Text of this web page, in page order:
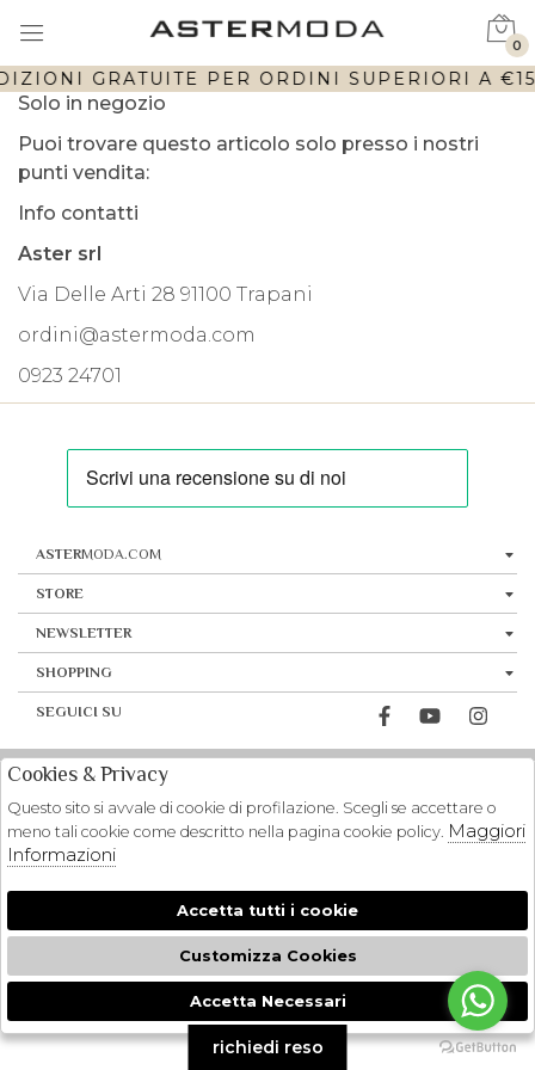
GRATUITE PER ORDINI SUPERIORI A
0
Solo in negozio
Puoi trovare questo articolo solo presso i nostri
punti vendita:
Info contatti
Aster srl
Via Delle Arti 28 91100 Trapani
ordini@astermoda.com
0923 24701
ASTERMODA.COM
STORE
NEWSLETTER
SHOPPING
SEGUICI SU
🍪
richiedi reso
Cookies & Privacy
Questo sito si avvale di cookie di profilazione. Scegli se accettare o
meno tali cookie come descritto nella pagina cookie policy. Maggiori
Informazioni
Accetta tutti i cookie
Customizza Cookies
Accetta Necessari